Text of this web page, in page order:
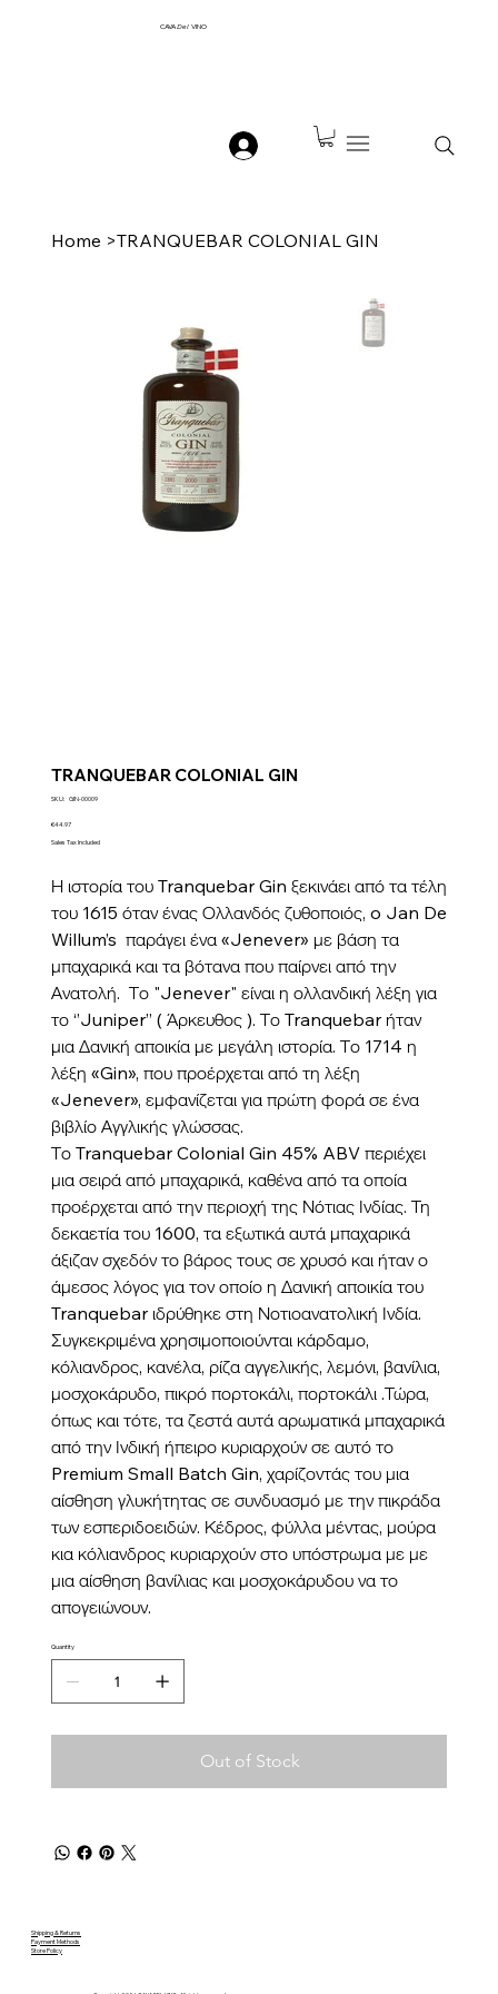
CAVADel VINO
Home >TRANQUEBAR COLONIAL GIN
TRANQUEBAR COLONIAL GIN
SKU: SKU
00009
GIN-00009
Price
€44.97
Sales Tax Included
Η ιστορία του Tranquebar Gin ξεκινάει από τα τέλη
του 1615 όταν ένας Ολλανδός ζυθοποιός, o Jan De
Willum’s παράγει ένα «Jenever» με βάση τα
μπαχαρικά και τα βότανα που παίρνει από την
Ανατολή. Το "Jenever" είναι η ολλανδική λέξη για
το ‘’Juniper’’ ( Άρκευθος ). Το Tranquebar ήταν
μια Δανική αποικία με μεγάλη ιστορία. Το 1714 η
λέξη «Gin», που προέρχεται από τη λέξη
«Jenever», εμφανίζεται για πρώτη φορά σε ένα
βιβλίο Αγγλικής γλώσσας.
Το Tranquebar Colonial Gin 45% ABV περιέχει
μια σειρά από μπαχαρικά, καθένα από τα οποία
προέρχεται από την περιοχή της Νότιας Ινδίας. Τη
δεκαετία του 1600, τα εξωτικά αυτά μπαχαρικά
άξιζαν σχεδόν το βάρος τους σε χρυσό και ήταν ο
άμεσος λόγος για τον οποίο η Δανική αποικία του
Tranquebar ιδρύθηκε στη Νοτιοανατολική Ινδία.
Συγκεκριμένα χρησιμοποιούνται κάρδαμο,
κόλιανδρος, κανέλα, ρίζα αγγελικής, λεμόνι, βανίλια,
μοσχοκάρυδο, πικρό πορτοκάλι, πορτοκάλι .Τώρα,
όπως και τότε, τα ζεστά αυτά αρωματικά μπαχαρικά
από την Ινδική ήπειρο κυριαρχούν σε αυτό το
Premium Small Batch Gin, χαρίζοντάς του μια
αίσθηση γλυκήτητας σε συνδυασμό με την πικράδα
των εσπεριδοειδών. Κέδρος, φύλλα μέντας, μούρα
κια κόλιανδρος κυριαρχούν στο υπόστρωμα με με
μια αίσθηση βανίλιας και μοσχοκάρυδου να το
απογειώνουν.
Quantity
Out of Stock
Shipping & Returns
Payment Methods
Store Policy